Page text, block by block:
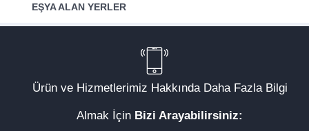
EŞYA ALAN YERLER
Ürün ve Hizmetlerimiz Hakkında Daha Fazla Bilgi
Almak İçin Bizi Arayabilirsiniz: